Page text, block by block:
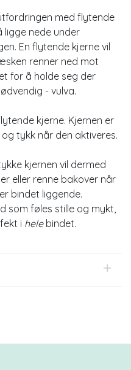
med flytende
ligge nede under
En flytende kjerne vil
renner ned mot
for å holde seg der
- vulva.
kjerne. Kjernen er
tykk når den aktiveres.
kjernen vil dermed
eller renne bakover når
bindet liggende.
som føles stille og mykt,
i helebindet.